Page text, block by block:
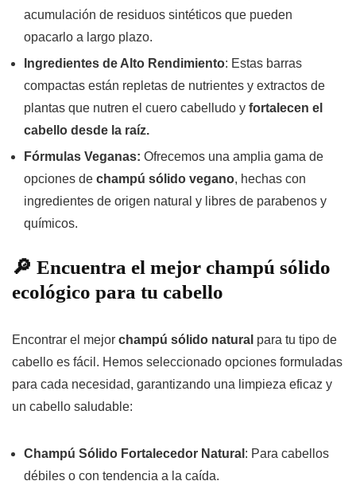
acumulación de residuos sintéticos que pueden
opacarlo a largo plazo.
Ingredientes de Alto Rendimiento: Estas barras
compactas están repletas de nutrientes y extractos de
plantas que nutren el cuero cabelludo y fortalecen el
cabello desde la raíz.
Fórmulas Veganas: Ofrecemos una amplia gama de
opciones de champú sólido vegano, hechas con
ingredientes de origen natural y libres de parabenos y
químicos.
🔎 Encuentra el mejor champú sólido
ecológico para tu cabello
Encontrar el mejor champú sólido natural para tu tipo de
cabello es fácil. Hemos seleccionado opciones formuladas
para cada necesidad, garantizando una limpieza eficaz y
un cabello saludable:
Champú Sólido Fortalecedor Natural : Para cabellos
débiles o con tendencia a la caída.